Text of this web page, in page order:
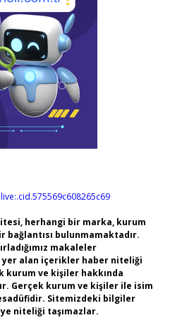
live:.cid.575569c608265c69
herhangi bir marka, kurum
bağlantısı bulunmamaktadır.
makaleler
yer alan içerikler haber niteliği
kurum ve kişiler hakkında
Gerçek kurum ve kişiler ile isim
Sitemizdeki bilgiler
niteliği taşımazlar.